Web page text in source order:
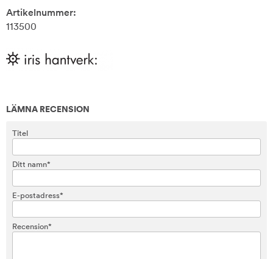
Artikelnummer:
113500
LÄMNA RECENSION
Titel
Ditt namn*
E-postadress*
Recension*